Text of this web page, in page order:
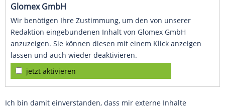
Glomex GmbH
Wir benötigen Ihre Zustimmung, um den von unserer
Redaktion eingebundenen Inhalt von Glomex GmbH
anzuzeigen. Sie können diesen mit einem Klick anzeigen
lassen und auch wieder deaktivieren.
jetzt aktivieren
Ich bin damit einverstanden, dass mir externe Inhalte